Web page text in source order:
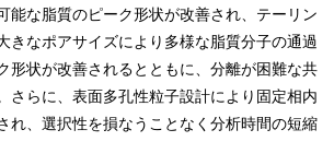
能な脂質のピーク形状が改善され、テーリン
きなポアサイズにより多様な脂質分子の通過
形状が改善されるとともに、分離が困難な共
さらに、表面多孔性粒子設計により固定相内
れ、選択性を損なうことなく分析時間の短縮